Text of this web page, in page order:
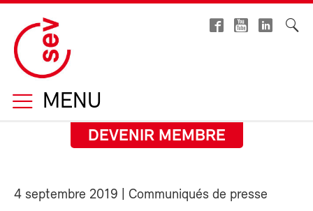
MENU
DEVENIR MEMBRE
4 septembre 2019 | Communiqués de presse